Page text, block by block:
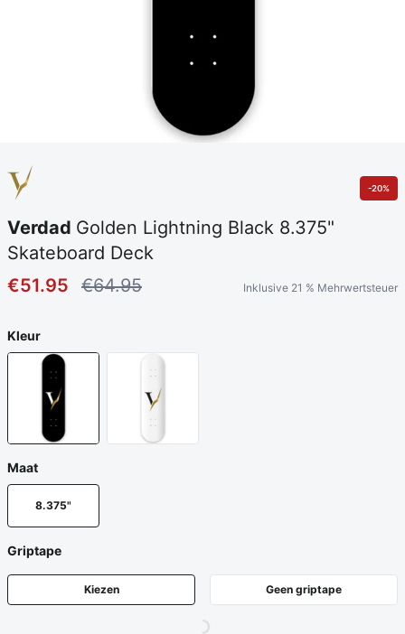
-20%
Verdad Golden Lightning Black 8.375"
Skateboard Deck
€51.95
€64.95 Inklusive 21 % Mehrwertsteuer
Kleur
Maat
8.375"
Griptape
Kiezen Geen griptape